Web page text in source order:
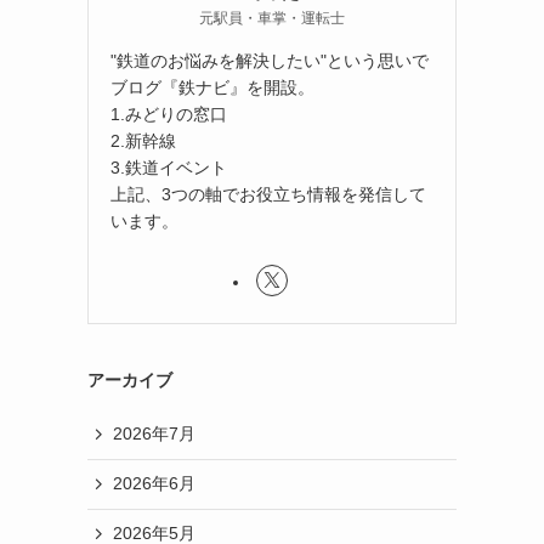
元駅員・車掌・運転士
"鉄道のお悩みを解決したい"という思いで
ブログ『鉄ナビ』を開設。
1.みどりの窓口
2.新幹線
3.鉄道イベント
上記、3つの軸でお役立ち情報を発信して
います。
アーカイブ
2026年7月
2026年6月
2026年5月